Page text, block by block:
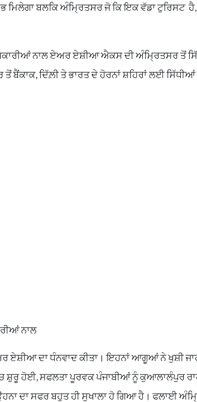
ਮਿਲੇਗਾ ਬਲਕਿ ਅੰਮ੍ਰਿਤਸਰ ਜੋ ਕਿ ਇਕ ਵੱਡਾ ਟੁਰਿਸਟ ਹੈ,
ਨਾਲ ਏਅਰ ਏਸ਼ੀਆ ਐਕਸ ਦੀ ਅੰਮ੍ਰਿਤਸਰ ਤੋਂ
ਦਿੱਲ਼ੀ ਤੇ ਭਾਰਤ ਦੇ ਹੋਰਨਾਂ ਸ਼ਹਿਰਾਂ ਲਈ ਸਿੱਧੀਆਂ
ਨਾਲ
ਦਾ ਧੰਨਵਾਦ ਕੀਤਾ। ਇਹਨਾਂ ਆਗੂਆਂ ਨੇ ਖੁਸ਼ੀ
ਸ਼ੁਰੂ ਹੋਈ, ਸਫਲਤਾ ਪੂਰਵਕ ਪੰਜਾਬੀਆਂ ਨੂੰ ਕੁਆਲਾਲੰਪੁਰ
ਦਾ ਸਫਰ ਬਹੁਤ ਹੀ ਸੁਖਾਲਾ ਹੋ ਗਿਆ ਹੈ। ਫਲਾਈ